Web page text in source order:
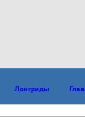
Лонгриды